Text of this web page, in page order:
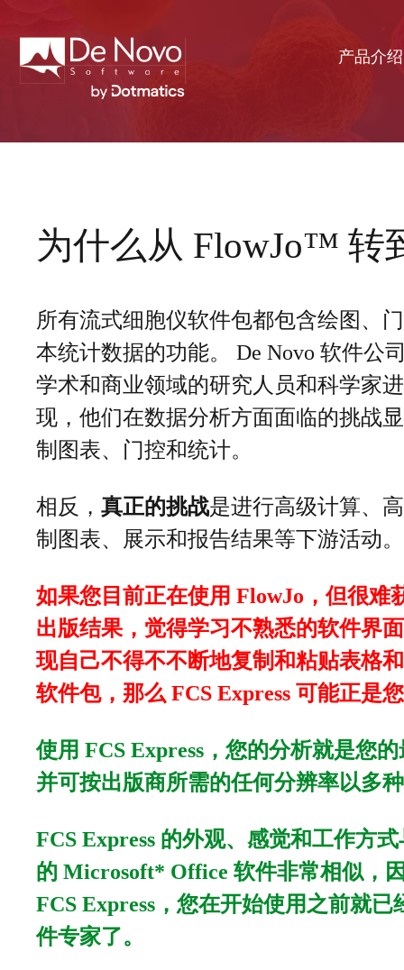
产品介绍
为什么从 FlowJo™ 转
所有流式细胞仪软件包都包含绘图、
本统计数据的功能。 De Novo 软件公
学术和商业领域的研究人员和科学家
现，他们在数据分析方面面临的挑战
制图表、门控和统计。
相反， 真正的挑战是进行高级计算、
制图表、展示和报告结果等下游活动。
如果您目前正在使用 FlowJo，但很难
出版结果，觉得学习不熟悉的软件界
现自己不得不不断地复制和粘贴表格
软件包，那么 FCS Express 可能正是
使用 FCS Express，您的分析就是您
并可按出版商所需的任何分辨率以多
FCS Express 的外观、感觉和工作方
的 Microsoft* Office 软件非常相似，
FCS Express，您在开始使用之前就已
件专家了。